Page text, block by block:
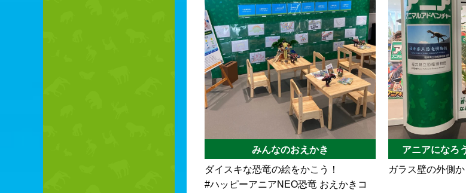
みんなのおえかき
ダイスキな恐竜の絵をかこう！
#ハッピーアニアNEO恐竜 おえかきコ
アニアになろ
ガラス壁の外側